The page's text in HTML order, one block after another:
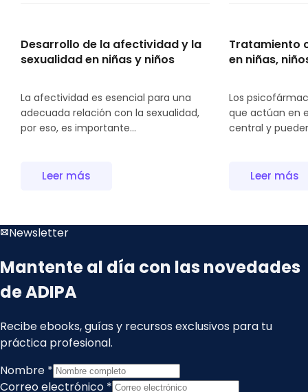
Desarrollo de la afectividad y la
sexualidad en niñas y niños
La afectividad es esencial para una
adecuada relación con la sexualidad,
por eso, es importante...
Leer más
Tratamiento
en niñas,
Los
que actúan en
central y
Leer más